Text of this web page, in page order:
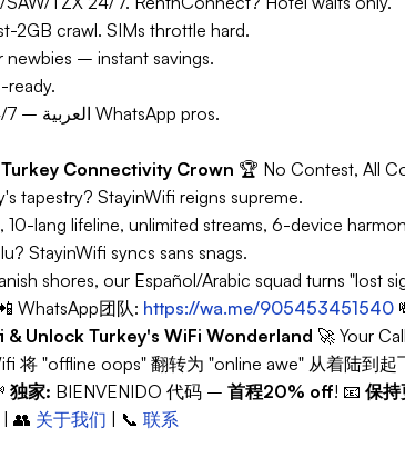
2GB crawl. SIMs throttle hard.
– instant savings.
ready.
A: 10, incl. Español/العربية – 24/7 WhatsApp pros.
Connectivity Crown 🏆 No Contest, All
tapestry? StayinWifi reigns supreme.
10-lang lifeline, unlimited streams, 6-device
StayinWifi syncs sans snags.
shores, our Español/Arabic squad turns "lost
WhatsApp团队: https://wa.me/905453451540
Unlock Turkey's WiFi Wonderland 🚀 Your
将 "offline oops" 翻转为 "online awe" 从着陆到起
独家: BIENVENIDO 代码 – 首程20% off! 📧 保持
| 👥 关于我们 | 📞 联系